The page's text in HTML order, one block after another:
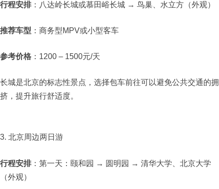
行程安排：八达岭长城或慕田峪长城 → 鸟巢、水立方（外观）​
推荐车型 ：商务型MPV或小型客车​
参考价格 ：1200 – 1500元/天​
长城是北京的标志性景点，选择包车前往可以避免公共交通的拥
挤，提升旅行舒适度。​
3. 北京周边两日游
行程安排：第一天：颐和园 → 圆明园 → 清华大学、北京大学
（外观）​